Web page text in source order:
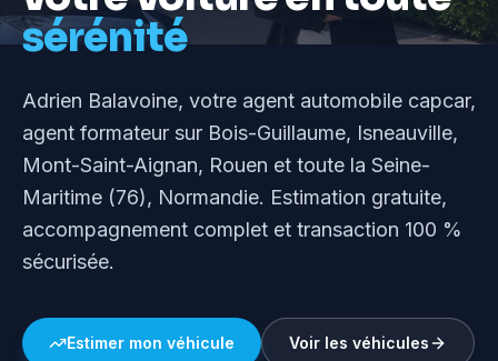
sérénité
Adrien Balavoine, votre agent automobile capcar,
agent formateur sur Bois-Guillaume, Isneauville,
Mont-Saint-Aignan, Rouen et toute la Seine-
Maritime (76), Normandie. Estimation gratuite,
accompagnement complet et transaction 100 %
sécurisée.
Estimer mon véhicule Voir les véhicules